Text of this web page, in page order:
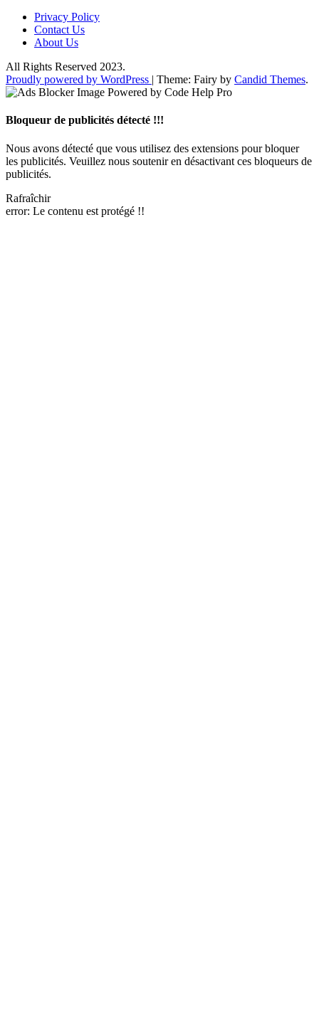
Privacy Policy
Contact Us
About Us
All Rights Reserved 2023.
Proudly powered by WordPress | Theme: Fairy by Candid Themes.
Bloqueur de publicités détecté !!!
Nous avons détecté que vous utilisez des extensions pour bloquer
les publicités. Veuillez nous soutenir en désactivant ces bloqueurs de
publicités.
Rafraîchir
error: Le contenu est protégé !!